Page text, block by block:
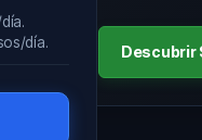
día. Descubrir